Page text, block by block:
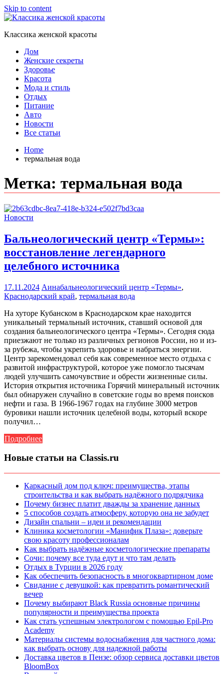
Skip to content
Классика женской красоты
Дом
Женские секреты
Здоровье
Красота
Мода и стиль
Отдых
Питание
Авто
Новости
Все статьи
Home
термальная вода
Метка: термальная вода
Новости
Бальнеологический центр «Термы»:
восстановление легендарного
целебного источника
17.11.2024 Аинабальнеологический центр «Термы»,
Краснодарский край, термальная вода
На хуторе Кубанском в Краснодарском крае находится
уникальный термальный источник, ставший основой для
создания бальнеологического центра «Термы». Сегодня сюда
приезжают не только из различных регионов России, но и из-
за рубежа, чтобы укрепить здоровье и набраться энергии.
Центр зарекомендовал себя как современное место отдыха с
развитой инфраструктурой, которое уже помогло тысячам
людей улучшить самочувствие и обрести жизненные силы.
История открытия источника Горячий минеральный источник
был обнаружен случайно в советские годы во время поисков
нефти и газа. В 1966-1967 годах на глубине 3000 метров
буровики нашли источник целебной воды, который вскоре
получил…
Подробнее
Новые статьи на Classis.ru
Каркасный дом под ключ: преимущества, этапы
строительства и как выбрать надёжного подрядчика
Почему бизнес платит дважды за хранение данных
5 способов создать атмосферу, которую она не забудет
Дизайн спальни – идеи и рекомендации
Клиника косметологии «Манифик Плаза»: доверьте
свою красоту профессионалам
Как выбрать надёжные косметологические препараты
Сочи: почему все туда едут и что там делать
Отдых в Турции в 2026 году
Как обеспечить безопасность в многоквартирном доме
Свидание с девушкой: как превратить романтический
вечер
Почему выбирают Black Russia основные причины
популярности и преимущества проекта
Как стать успешным электрологом с помощью Epil-Pro
Academy
Материалы системы водоснабжения для частного дома:
как выбрать основу для надежной работы
Доставка цветов в Пензе: обзор сервиса доставки цветов
BloomBox